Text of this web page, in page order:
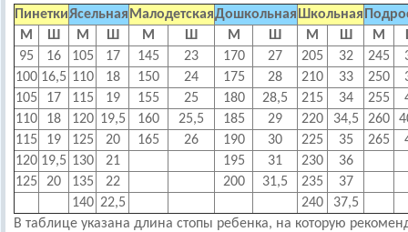
ПинеткиЯсельная МалодетскаяДошкольная Школьная
М
Ш М Ш М Ш М Ш М Ш М
95
16 105 17 145 23 170 27 205 32 245
100 16,5 110 18 150 24 175 28 210 33 250
105
17 115 19 155 25 180 28,5 215 34 255
110
18 120 19,5 160 25,5 185 29 220 34,5 260
115
19 125 20 165 26 190 30 225 35 265
120 19,5 130 21 195 31 230
36
125
20 135 22 200 31,5 235
37
140 22,5 240
37,5
В таблице указана длина стопы ребенка, на которую